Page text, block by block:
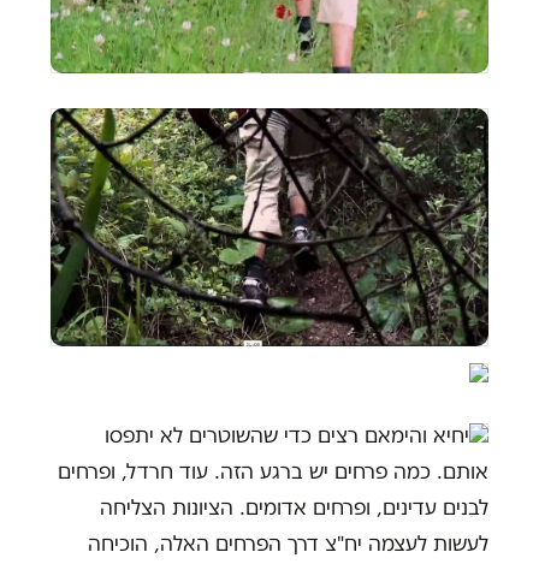
יחיא והימאם רצים כדי שהשוטרים לא יתפסו
אותם. כמה פרחים יש ברגע הזה. עוד חרדל, ופרחים
לבנים עדינים, ופרחים אדומים. הציונות הצליחה
לעשות לעצמה יח"צ דרך הפרחים האלה, הוכיחה